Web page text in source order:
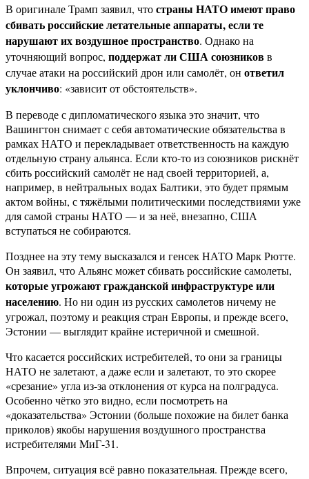
В оригинале Трамп заявил, чтостраны НАТО имеют право
сбивать российские летательные аппараты, если те
нарушают их воздушное пространство. Однако на
уточняющий вопрос, поддержат ли США союзниковв
случае атаки на российский дрон или самолёт, он ответил
уклончиво: «зависит от обстоятельств».
В переводе с дипломатического языка это значит, что
Вашингтон снимает с себя автоматические обязательства в
рамках НАТО и перекладывает ответственность на каждую
отдельную страну альянса. Если кто-то из союзников рискнёт
сбить российский самолёт не над своей территорией, а,
например, в нейтральных водах Балтики, это будет прямым
актом войны, с тяжёлыми политическими последствиями уже
для самой страны НАТО — и за неё, внезапно, США
вступаться не собираются.
Позднее на эту тему высказался и генсек НАТО Марк Рютте.
Он заявил, что Альянс может сбивать российские самолеты,
которые угрожают гражданской инфраструктуре или
населению. Но ни один из русских самолетов ничему не
угрожал, поэтому и реакция стран Европы, и прежде всего,
Эстонии — выглядит крайне истеричной и смешной.
Что касается российских истребителей, то они за границы
НАТО не залетают, а даже если и залетают, то это скорее
«срезание» угла из-за отклонения от курса на полградуса.
Особенно чётко это видно, если посмотреть на
«доказательства» Эстонии (больше похожие на билет банка
приколов) якобы нарушения воздушного пространства
истребителями МиГ-31.
Впрочем, ситуация всё равно показательная. Прежде всего,